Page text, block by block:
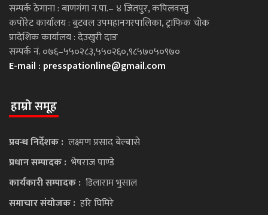
सम्पर्क ठेगाना : बाणगंगा न.पा.– ४ जितपुर, कपिलवस्तु
कपोरेट कार्यालय : बुटवल उपमहानगरपालिका, ट्राफिक चोक
प्रादेशिक कार्यालय : देउखुरी दाङ
सम्पर्क नं. ०७६–५५०२८३,५५०२६०,९८५७०५०९७०
E-mail : presspationline@gmail.com
हाम्रो समूह
प्रवन्ध निर्देशक : लक्ष्मण प्रसाद बेल्बासे
प्रधान सम्पादक : भेषराज पाण्डे
कार्यकारी सम्पादक : डिलाराम भुसाल
समाचार संयोजक : हरि घिमिरे